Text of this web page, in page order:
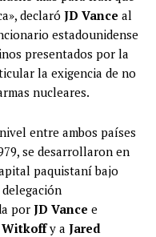
declaró JD Vance al
estadounidense
presentados por la
la exigencia de no
nucleares.
entre ambos países
se desarrollaron en
paquistaní bajo
por JD Vance e
Witkoffy a Jared